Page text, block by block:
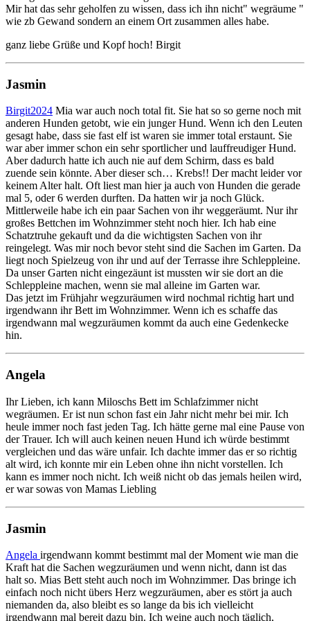
Mir hat das sehr geholfen zu wissen, dass ich ihn nicht" wegräume "
wie zb Gewand sondern an einem Ort zusammen alles habe.
ganz liebe Grüße und Kopf hoch! Birgit
Jasmin
Birgit2024 Mia war auch noch total fit. Sie hat so so gerne noch mit
anderen Hunden getobt, wie ein junger Hund. Wenn ich den Leuten
gesagt habe, dass sie fast elf ist waren sie immer total erstaunt. Sie
war aber immer schon ein sehr sportlicher und lauffreudiger Hund.
Aber dadurch hatte ich auch nie auf dem Schirm, dass es bald
zuende sein könnte. Aber dieser sch… Krebs!! Der macht leider vor
keinem Alter halt. Oft liest man hier ja auch von Hunden die gerade
mal 5, oder 6 werden durften. Da hatten wir ja noch Glück.
Mittlerweile habe ich ein paar Sachen von ihr weggeräumt. Nur ihr
großes Bettchen im Wohnzimmer steht noch hier. Ich hab eine
Schatztruhe gekauft und da die wichtigsten Sachen von ihr
reingelegt. Was mir noch bevor steht sind die Sachen im Garten. Da
liegt noch Spielzeug von ihr und auf der Terrasse ihre Schleppleine.
Da unser Garten nicht eingezäunt ist mussten wir sie dort an die
Schleppleine machen, wenn sie mal alleine im Garten war.
Das jetzt im Frühjahr wegzuräumen wird nochmal richtig hart und
irgendwann ihr Bett im Wohnzimmer. Wenn ich es schaffe das
irgendwann mal wegzuräumen kommt da auch eine Gedenkecke
hin.
Angela
Ihr Lieben, ich kann Miloschs Bett im Schlafzimmer nicht
wegräumen. Er ist nun schon fast ein Jahr nicht mehr bei mir. Ich
heule immer noch fast jeden Tag. Ich hätte gerne mal eine Pause von
der Trauer. Ich will auch keinen neuen Hund ich würde bestimmt
vergleichen und das wäre unfair. Ich dachte immer das er so richtig
alt wird, ich konnte mir ein Leben ohne ihn nicht vorstellen. Ich
kann es immer noch nicht. Ich weiß nicht ob das jemals heilen wird,
er war sowas von Mamas Liebling
Jasmin
Angela irgendwann kommt bestimmt mal der Moment wie man die
Kraft hat die Sachen wegzuräumen und wenn nicht, dann ist das
halt so. Mias Bett steht auch noch im Wohnzimmer. Das bringe ich
einfach noch nicht übers Herz wegzuräumen, aber es stört ja auch
niemanden da, also bleibt es so lange da bis ich vielleicht
irgendwann mal bereit dazu bin. Ich weine auch noch täglich,